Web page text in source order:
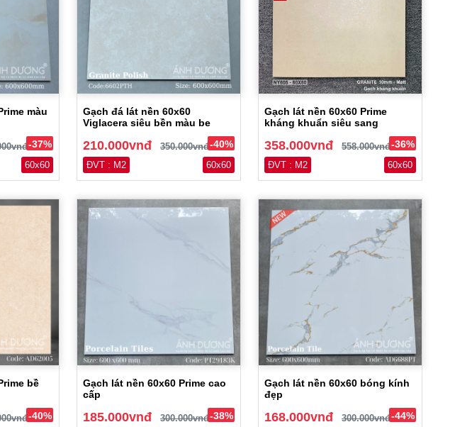
màu
-37%
60x60
Gạch đá lát nền 60x60
Viglacera siêu bền màu be
210.000vnđ 350.000vnđ -40%
ĐVT : M2 60x60
Gạch lát nền 60x60 Prime
kháng khuẩn siêu sang
358.000vnđ 558.000vnđ -36%
ĐVT : M2 60x60
bề
-40%
Gạch lát nền 60x60 Prime cao
cấp
185.000vnđ 300.000vnđ -38%
Gạch lát nền 60x60 bóng kính
đẹp
168.000vnđ 300.000vnđ -44%